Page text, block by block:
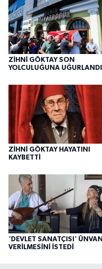
ZİHNİ GÖKTAY SON
YOLCULUĞUNA UĞURLANDI
ZİHNİ GÖKTAY HAYATINI
KAYBETTİ
'DEVLET SANATÇISI' ÜNVANI
VERİLMESİNİ İSTEDİ